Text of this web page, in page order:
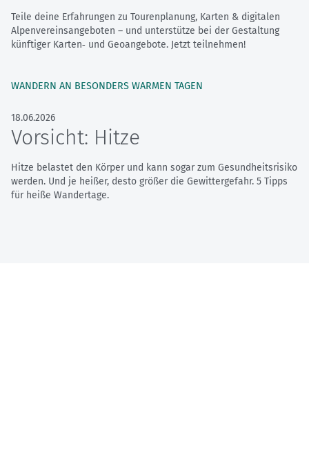
Teile deine Erfahrungen zu Tourenplanung, Karten & digitalen
Alpenvereinsangeboten – und unterstütze bei der Gestaltung
künftiger Karten‑ und Geoangebote. Jetzt teilnehmen!
WANDERN AN BESONDERS WARMEN TAGEN
18.06.2026
Vorsicht: Hitze
Hitze belastet den Körper und kann sogar zum Gesundheitsrisiko
werden. Und je heißer, desto größer die Gewittergefahr. 5 Tipps
für heiße Wandertage.